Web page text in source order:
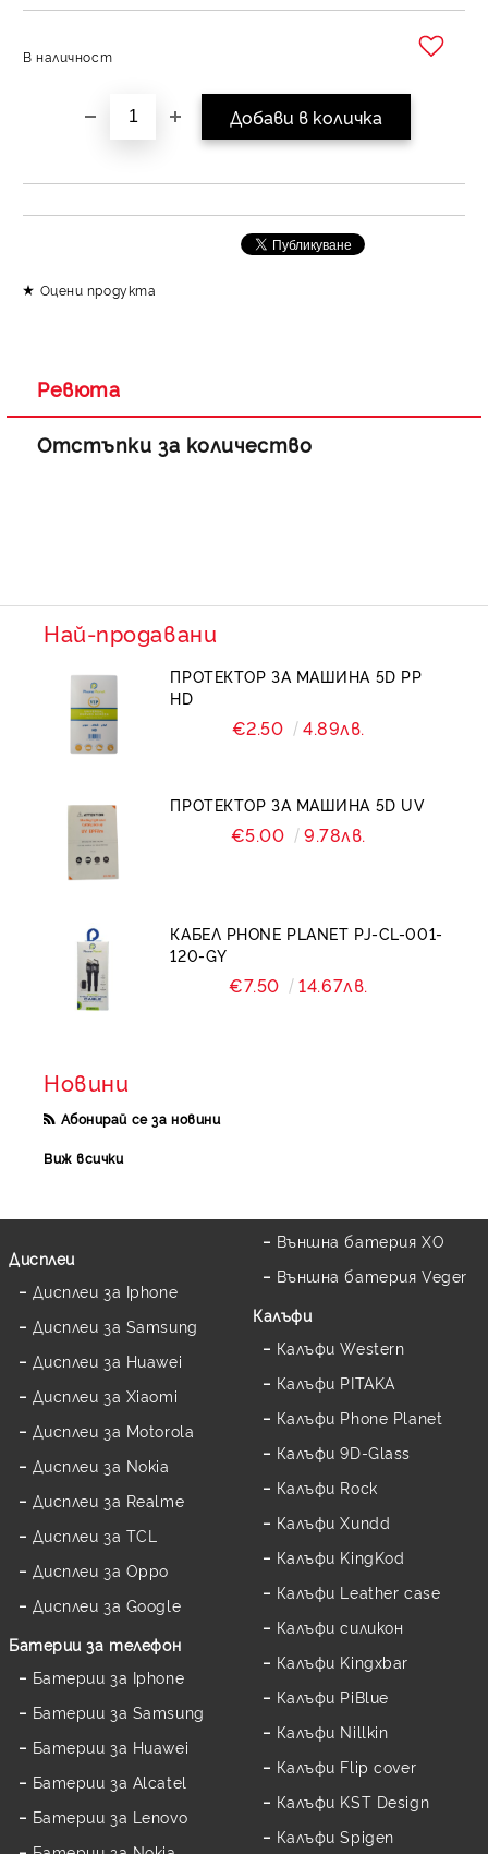
В наличност
Оцени продукта
Ревюта
Отстъпки за количество
Най-продавани
ПРОТЕКТОР ЗА МАШИНА 5D PP
HD
€2.50 4.89лв.
ПРОТЕКТОР ЗА МАШИНА 5D UV
€5.00 9.78лв.
КАБЕЛ PHONE PLANET PJ-CL-001-
120-GY
€7.50 14.67лв.
Новини
Абонирай се за новини
Виж всички
Дисплеи
Дисплеи за Iphone
Дисплеи за Samsung
Дисплеи за Huawei
Дисплеи за Xiaomi
Дисплеи за Motorola
Дисплеи за Nokia
Дисплеи за Realme
Дисплеи за TCL
Дисплеи за Oppo
Дисплеи за Google
Батерии за телефон
Батерии за Iphone
Батерии за Samsung
Батерии за Huawei
Батерии за Alcatel
Батерии за Lenovo
Външна батерия XO
Външна батерия Veger
Калъфи
Калъфи Western
Калъфи PITAKA
Калъфи Phone Planet
Калъфи 9D-Glass
Калъфи Rock
Калъфи Xundd
Калъфи KingKod
Калъфи Leather case
Калъфи силикон
Калъфи Kingxbar
Калъфи PiBlue
Калъфи Nillkin
Калъфи Flip cover
Калъфи KST Design
Калъфи Spigen